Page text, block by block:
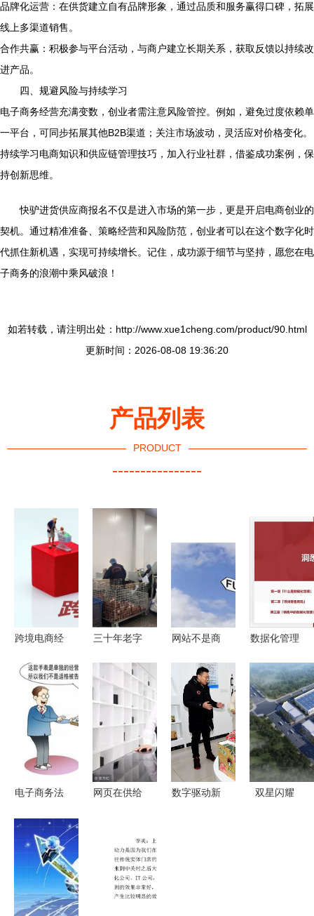
品牌化运营：在供货建立自有品牌形象，通过品质和服务赢得口碑，拓展
线上多渠道销售。
合作共赢：积极参与平台活动，与商户建立长期关系，获取反馈以持续改
进产品。
四、规避风险与持续学习
电子商务经营充满变数，创业者需注意风险管控。例如，避免过度依赖单
一平台，可同步拓展其他B2B渠道；关注市场波动，灵活应对价格变化。
持续学习电商知识和供应链管理技巧，加入行业社群，借鉴成功案例，保
持创新思维。
快驴进货供应商报名不仅是进入市场的第一步，更是开启电商创业的
契机。通过精准准备、策略经营和风险防范，创业者可以在这个数字化时
代抓住新机遇，实现可持续增长。记住，成功源于细节与坚持，愿您在电
子商务的浪潮中乘风破浪！
如若转载，请注明出处：http://www.xue1cheng.com/product/90.html
更新时间：2026-08-08 19:36:20
产品列表
PRODUCT
----------------
跨境电商经
对策分析
三十年老字
商“卖”向全
球 从档口
到屏幕的品
牌复兴之路
网站不是商
厂需求的四
个维度和回
归原点
数据化管理
电子商务运
营的网页设
计之道
电子商务法
新法规如何
改变你我生
活与经营电
商新格局
网页在供给
企业实施电
子商务的深
层意义
数字驱动新
双星闪耀